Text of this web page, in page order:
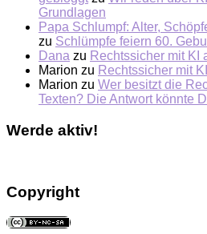
Grundlagen
Papa Schlumpf: Alter,
zu Schlümpfe feiern 60.
Dana zu Rechtssicher mit KI
Marion zu Rechtssicher mit
Marion zu Wer besitzt die
Texten? Die Antwort könnte
Werde aktiv!
Copyright